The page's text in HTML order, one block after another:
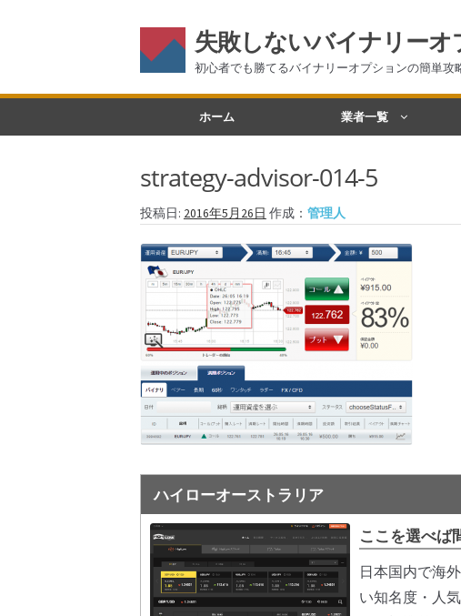
失敗しないバイナリー
初心者でも勝てるバイナリーオプションの簡単
ナ
ー
ョ
ン
へ
ス
キ
ッ
プ
コ
ン
へ
ス
キ
ッ
プ
ホーム 業者一覧
strategy-advisor-014-5
投稿日: 2016年5月26日 作成： 管理人
ハイローオーストラリア
ここを選べば
日本国内で海
い知名度・人